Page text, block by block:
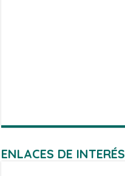
ENLACES DE INTERÉS